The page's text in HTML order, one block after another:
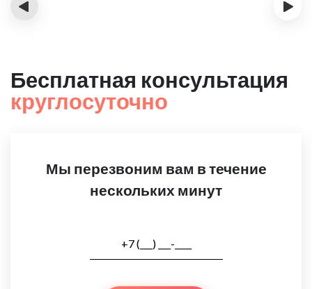
‹ ›
Бесплатная консультация
круглосуточно
Мы перезвоним вам в течение
нескольких минут